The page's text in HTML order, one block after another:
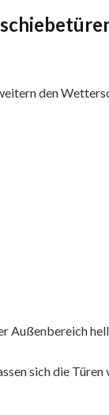
den
Außenbereich hell
sich die